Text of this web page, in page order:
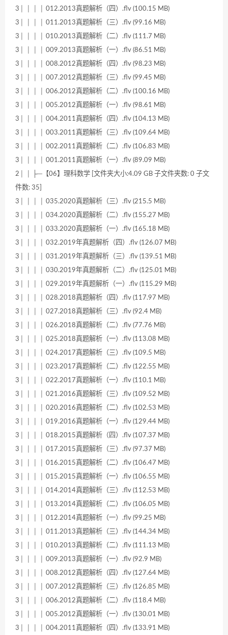
3│ │ │ │ 012.2013真题解析（四）.flv (100.15 MB)
3│ │ │ │ 011.2013真题解析（三）.flv (99.16 MB)
3│ │ │ │ 010.2013真题解析（二）.flv (111.7 MB)
3│ │ │ │ 009.2013真题解析（一）.flv (86.51 MB)
3│ │ │ │ 008.2012真题解析（四）.flv (98.23 MB)
3│ │ │ │ 007.2012真题解析（三）.flv (99.45 MB)
3│ │ │ │ 006.2012真题解析（二）.flv (100.16 MB)
3│ │ │ │ 005.2012真题解析（一）.flv (98.61 MB)
3│ │ │ │ 004.2011真题解析（四）.flv (104.13 MB)
3│ │ │ │ 003.2011真题解析（三）.flv (109.64 MB)
3│ │ │ │ 002.2011真题解析（二）.flv (106.83 MB)
3│ │ │ │ 001.2011真题解析（一）.flv (89.09 MB)
2│ │ ├─【06】理科数学 [文件夹大小:4.09 GB 子文件夹数: 0 子文
件数: 35]
3│ │ │ │ 035.2020真题解析（三）.flv (215.5 MB)
3│ │ │ │ 034.2020真题解析（二）.flv (155.27 MB)
3│ │ │ │ 033.2020真题解析（一）.flv (165.18 MB)
3│ │ │ │ 032.2019年真题解析（四）.flv (126.07 MB)
3│ │ │ │ 031.2019年真题解析（三）.flv (139.51 MB)
3│ │ │ │ 030.2019年真题解析（二）.flv (125.01 MB)
3│ │ │ │ 029.2019年真题解析（一）.flv (115.29 MB)
3│ │ │ │ 028.2018真题解析（四）.flv (117.97 MB)
3│ │ │ │ 027.2018真题解析（三）.flv (92.4 MB)
3│ │ │ │ 026.2018真题解析（二）.flv (77.76 MB)
3│ │ │ │ 025.2018真题解析（一）.flv (113.08 MB)
3│ │ │ │ 024.2017真题解析（三）.flv (109.5 MB)
3│ │ │ │ 023.2017真题解析（二）.flv (122.55 MB)
3│ │ │ │ 022.2017真题解析（一）.flv (110.1 MB)
3│ │ │ │ 021.2016真题解析（三）.flv (109.52 MB)
3│ │ │ │ 020.2016真题解析（二）.flv (102.53 MB)
3│ │ │ │ 019.2016真题解析（一）.flv (129.44 MB)
3│ │ │ │ 018.2015真题解析（四）.flv (107.37 MB)
3│ │ │ │ 017.2015真题解析（三）.flv (97.37 MB)
3│ │ │ │ 016.2015真题解析（二）.flv (106.47 MB)
3│ │ │ │ 015.2015真题解析（一）.flv (106.55 MB)
3│ │ │ │ 014.2014真题解析（三）.flv (112.53 MB)
3│ │ │ │ 013.2014真题解析（二）.flv (106.05 MB)
3│ │ │ │ 012.2014真题解析（一）.flv (99.25 MB)
3│ │ │ │ 011.2013真题解析（三）.flv (144.34 MB)
3│ │ │ │ 010.2013真题解析（二）.flv (111.13 MB)
3│ │ │ │ 009.2013真题解析（一）.flv (92.9 MB)
3│ │ │ │ 008.2012真题解析（四）.flv (127.64 MB)
3│ │ │ │ 007.2012真题解析（三）.flv (126.85 MB)
3│ │ │ │ 006.2012真题解析（二）.flv (118.4 MB)
3│ │ │ │ 005.2012真题解析（一）.flv (130.01 MB)
3│ │ │ │ 004.2011真题解析（四）.flv (133.91 MB)